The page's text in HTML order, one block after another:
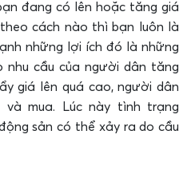
đang có lên hoặc tăng giá
cách nào thì bạn luôn là
những lợi ích đó là những
cầu của người dân tăng
giá lên quá cao, người dân
và mua. Lúc này tình trạng
sản có thể xảy ra do cầu